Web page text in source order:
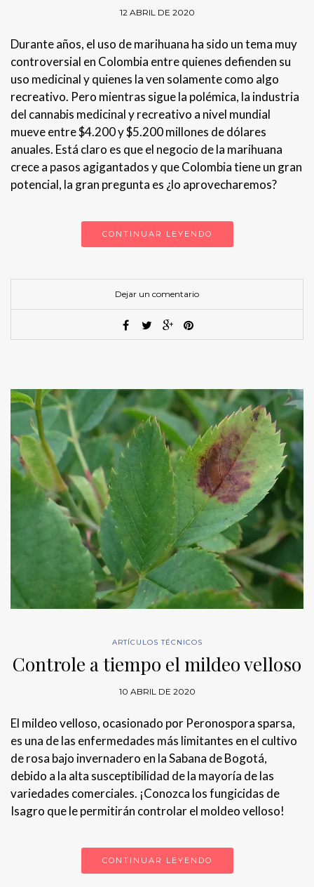
12 ABRIL DE 2020
Durante años, el uso de marihuana ha sido un tema muy
controversial en Colombia entre quienes defienden su
uso medicinal y quienes la ven solamente como algo
recreativo. Pero mientras sigue la polémica, la industria
del cannabis medicinal y recreativo a nivel mundial
mueve entre $4.200 y $5.200 millones de dólares
anuales. Está claro es que el negocio de la marihuana
crece a pasos agigantados y que Colombia tiene un gran
potencial, la gran pregunta es ¿lo aprovecharemos?
CONTINUAR LEYENDO
Dejar un comentario
ARTÍCULOS TÉCNICOS
Controle a tiempo el mildeo velloso
10 ABRIL DE 2020
El mildeo velloso, ocasionado por Peronospora sparsa,
es una de las enfermedades más limitantes en el cultivo
de rosa bajo invernadero en la Sabana de Bogotá,
debido a la alta susceptibilidad de la mayoría de las
variedades comerciales. ¡Conozca los fungicidas de
Isagro que le permitirán controlar el moldeo velloso!
CONTINUAR LEYENDO